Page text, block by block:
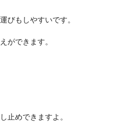
びもしやすいです。
ができます。
止めできますよ。